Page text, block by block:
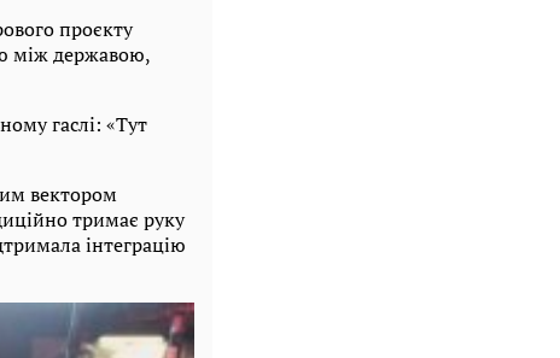
проєкту
між державою,
гаслі: «Тут
вектором
тримає руку
інтеграцію